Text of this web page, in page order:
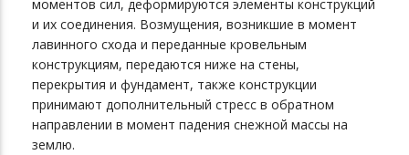
моментов сил, деформируются элементы конструкций
и их соединения. Возмущения, возникшие в момент
лавинного схода и переданные кровельным
конструкциям, передаются ниже на стены,
перекрытия и фундамент, также конструкции
принимают дополнительный стресс в обратном
направлении в момент падения снежной массы на
землю.